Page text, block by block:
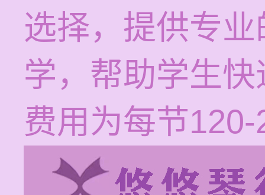
选择，提供专
学，帮助学生
费用为每节